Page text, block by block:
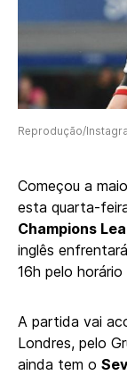
Reprodução/
Começou a
esta quarta-
Champions
inglês
16h pelo horário
A partida vai
Londres, pelo
ainda tem o